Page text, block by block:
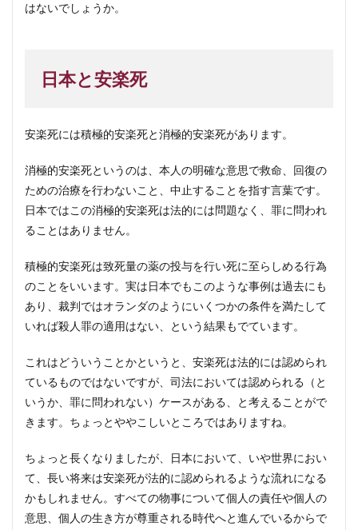
はないでしょうか。
日本と安楽死
安楽死には積極的安楽死と消極的安楽死があります。
消極的安楽死というのは、本人の明確な意思で救命、回復の
ための治療を行わないこと、中止することを指す言葉です。
日本ではこの消極的安楽死は法的には問題なく、罪に問われ
ることはありません。
積極的安楽死は致死量の薬の投与を行い死に至らしめる行為
のことをいいます。実は日本でもこのような事例は過去にも
あり、裁判ではオランダのようにいくつかの条件を満たして
いれば殺人罪の適用はない、という結果もでています。
これはどういうことかというと、安楽死は法的には認められ
ているものではないですが、司法においては認められる（と
いうか、罪に問われない）ケースがある、と考えることがで
きます。ちょっとややこしいところではありますね。
ちょっと長くなりましたが、日本において、いや世界におい
て、長い将来は安楽死が法的に認められるような流れになる
かもしれません。すべての物事について個人の責任や個人の
意思、個人の生き方が尊重される時代へと進んでいるからで